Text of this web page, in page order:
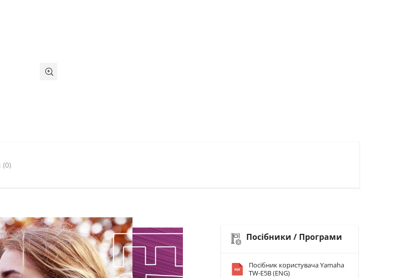
(0)
Посібники / Програми
Посібник користувача Yamaha
TW-E5B (ENG)